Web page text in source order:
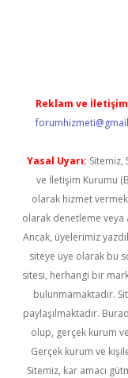
Reklam ve
Yasal Uyarı: Sitemiz,
ve İletişim Kurumu
olarak hizmet
olarak denetleme veya
Ancak, üyelerimiz
siteye üye olarak bu
sitesi, herhangi bir
bulunmamaktadır.
paylaşılmaktadır.
olup, gerçek kurum
Gerçek kurum ve
Sitemiz, kar amacı